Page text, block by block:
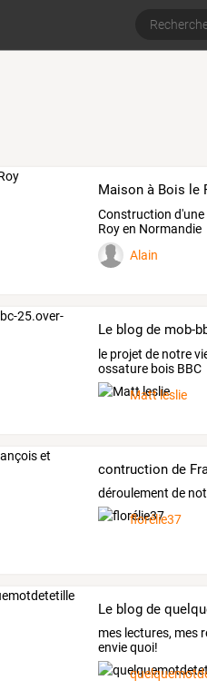
Maison à Bois le
Construction d'une
Roy en Normandie
Alain
Le blog de mob-
le projet de notre
ossature bois BBC
Matt leslie
contruction de
déroulement de
florélie37
Le blog de
mes lectures, mes
envie quoi!